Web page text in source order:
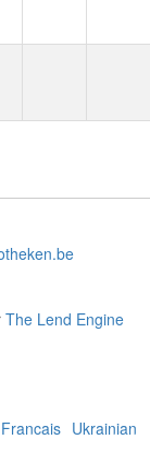
The Lend Engine
Francais Ukrainian